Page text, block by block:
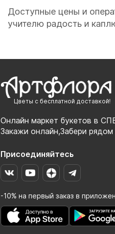
Доступные цены и
учителю радость и
Цветы с бесплатной доставкой!
Онлайн маркет букетов в
Закажи онлайн,Забери
Присоединяйтесь
-10% на первый заказ в